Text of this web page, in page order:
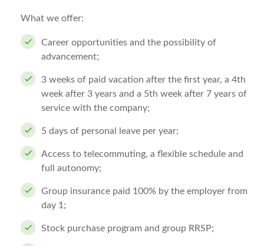
What we offer:
Career opportunities and the possibility of
advancement;
3 weeks of paid vacation after the first year, a 4th
week after 3 years and a 5th week after 7 years of
service with the company;
5 days of personal leave per year;
Access to telecommuting, a flexible schedule and
full autonomy;
Group insurance paid 100% by the employer from
day 1;
Stock purchase program and group RRSP;